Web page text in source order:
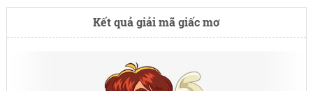
Kết quả giải mã giấc mơ